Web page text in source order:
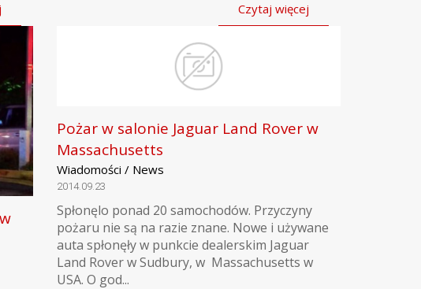
Czytaj więcej
Pożar w salonie Jaguar Land Rover w
Massachusetts
Wiadomości / News
2014.09.23
Spłonęlo ponad 20 samochodów. Przyczyny
pożaru nie są na razie znane. Nowe i używane
auta spłonęły w punkcie dealerskim Jaguar
Land Rover w Sudbury, w Massachusetts w
USA. O god...